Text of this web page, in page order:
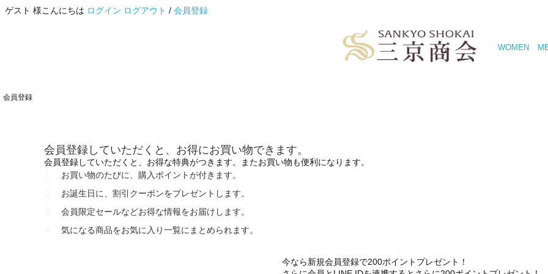
ゲスト 様こんにちは ログイン ログアウト / 会員登録
WOMEN
会員登録
会員登録していただくと、お得にお買い物できます。
会員登録していただくと、お得な特典がつきます。またお買い物も便利になります。
お買い物のたびに、購入ポイントが付きます。
お誕生日に、割引クーポンをプレゼントします。
会員限定セールなどお得な情報をお届けします。
気になる商品をお気に入り一覧にまとめられます。
今なら新規会員登録で200ポイントプレゼント！